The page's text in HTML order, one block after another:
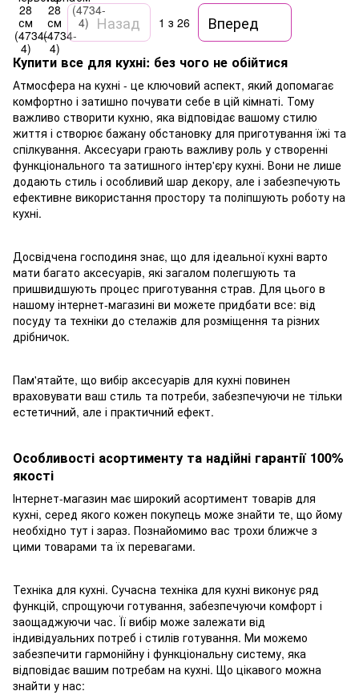
Назад 1 з 26 Вперед
Купити все для кухні: без чого не обійтися
Атмосфера на кухні - це ключовий аспект, який допомагає
комфортно і затишно почувати себе в цій кімнаті. Тому
важливо створити кухню, яка відповідає вашому стилю
життя і створює бажану обстановку для приготування їжі та
спілкування. Аксесуари грають важливу роль у створенні
функціонального та затишного інтер'єру кухні. Вони не лише
додають стиль і особливий шар декору, але і забезпечують
ефективне використання простору та поліпшують роботу на
кухні.
Досвідчена господиня знає, що для ідеальної кухні варто
мати багато аксесуарів, які загалом полегшують та
пришвидшують процес приготування страв. Для цього в
нашому інтернет-магазині ви можете придбати все: від
посуду та техніки до стелажів для розміщення та різних
дрібничок.
Пам'ятайте, що вибір аксесуарів для кухні повинен
враховувати ваш стиль та потреби, забезпечуючи не тільки
естетичний, але і практичний ефект.
Особливості асортименту та надійні гарантії 100%
якості
Інтернет-магазин має широкий асортимент товарів для
кухні, серед якого кожен покупець може знайти те, що йому
необхідно тут і зараз. Познайомимо вас трохи ближче з
цими товарами та їх перевагами.
Техніка для кухні. Сучасна техніка для кухні виконує ряд
функцій, спрощуючи готування, забезпечуючи комфорт і
заощаджуючи час. Її вибір може залежати від
індивідуальних потреб і стилів готування. Ми можемо
забезпечити гармонійну і функціональну систему, яка
відповідає вашим потребам на кухні. Що цікавого можна
знайти у нас: